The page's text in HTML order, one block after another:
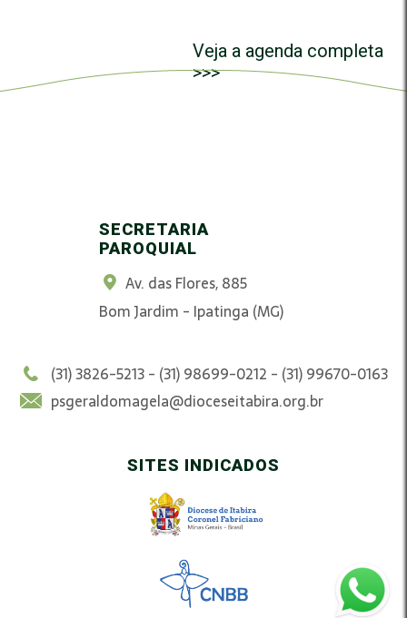
Veja a agenda completa
>>>
SECRETARIA
PAROQUIAL
Av. das Flores, 885
Bom Jardim - Ipatinga (MG)
(31) 3826-5213 - (31) 98699-0212 - (31) 99670-0163
psgeraldomagela@dioceseitabira.org.br
SITES INDICADOS